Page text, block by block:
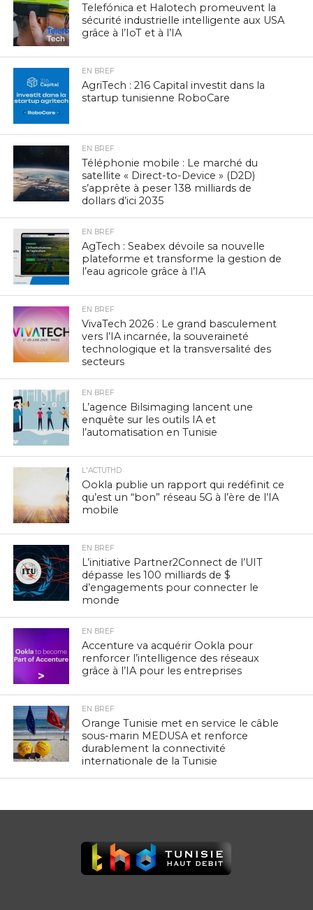
Telefónica et Halotech promeuvent la
sécurité industrielle intelligente aux USA
grâce à l’IoT et à l’IA
EN BREF
AgriTech : 216 Capital investit dans la
startup tunisienne RoboCare
EN BREF
Téléphonie mobile : Le marché du
satellite « Direct-to-Device » (D2D)
s’apprête à peser 138 milliards de
dollars d’ici 2035
EN BREF
AgTech : Seabex dévoile sa nouvelle
plateforme et transforme la gestion de
l’eau agricole grâce à l’IA
EN BREF
VivaTech 2026 : Le grand basculement
vers l’IA incarnée, la souveraineté
technologique et la transversalité des
secteurs
EN BREF
L’agence Bilsimaging lancent une
enquête sur les outils IA et
l’automatisation en Tunisie
L'ACTUTHD
Ookla publie un rapport qui redéfinit ce
qu’est un “bon” réseau 5G à l’ère de l’IA
mobile
EN BREF
L’initiative Partner2Connect de l’UIT
dépasse les 100 milliards de $
d’engagements pour connecter le
monde
EN BREF
Accenture va acquérir Ookla pour
renforcer l’intelligence des réseaux
grâce à l’IA pour les entreprises
EN BREF
Orange Tunisie met en service le câble
sous-marin MEDUSA et renforce
durablement la connectivité
internationale de la Tunisie